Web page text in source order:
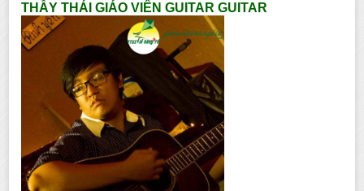
THẦY THÁI GIÁO VIÊN GUITAR GUITAR